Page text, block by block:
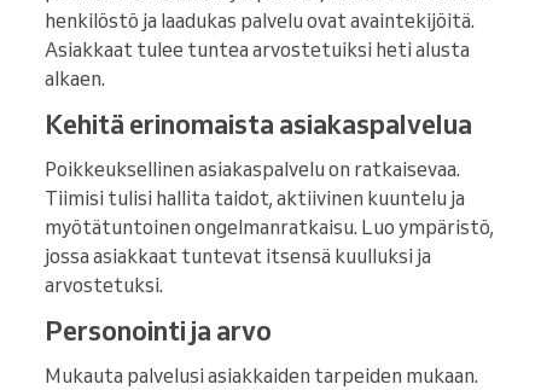
henkilöstö ja laadukas palvelu ovat avaintekijöitä.
Asiakkaat tulee tuntea arvostetuiksi heti alusta
alkaen.
Kehitä erinomaista asiakaspalvelua
Poikkeuksellinen asiakaspalvelu on ratkaisevaa.
Tiimisi tulisi hallita taidot, aktiivinen kuuntelu ja
myötätuntoinen ongelmanratkaisu. Luo ympäristö,
jossa asiakkaat tuntevat itsensä kuulluksi ja
arvostetuksi.
Personointi ja arvo
Mukauta palvelusi asiakkaiden tarpeiden mukaan.